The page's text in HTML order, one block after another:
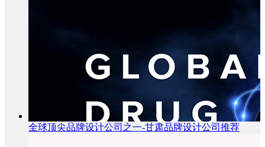
全球顶尖品牌设计公司之一-甘肃品牌设计公司推荐